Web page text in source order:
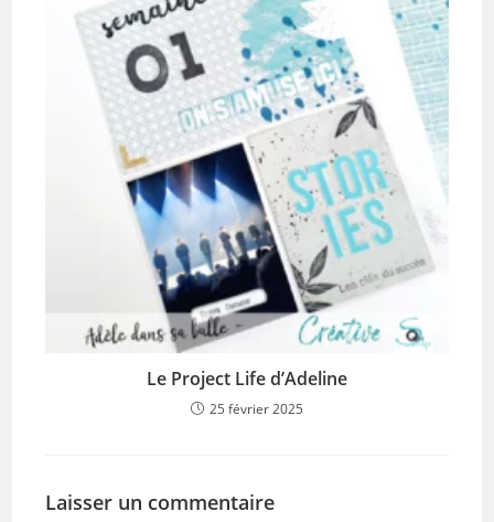
Le Project Life d’Adeline
25 février 2025
Laisser un commentaire